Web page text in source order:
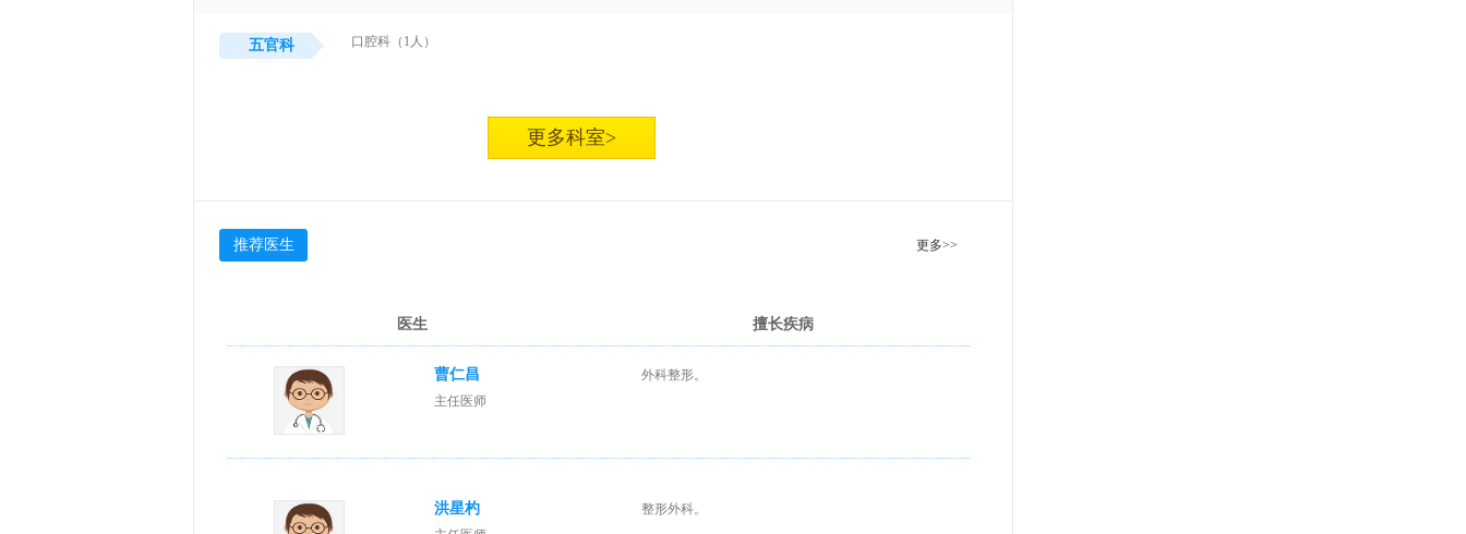
五官科 口腔科（1人）
更多科室>
推荐医生 更多>>
医生 擅长疾病
曹仁昌
主任医师
外科整形。
洪星杓 整形外科。